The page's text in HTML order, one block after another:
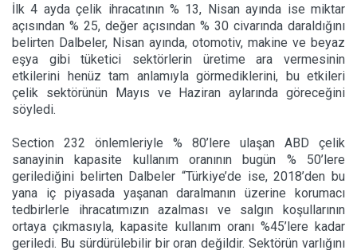
İlk 4 ayda çelik ihracatının % 13, Nisan ayında ise miktar
açısından % 25, değer açısından % 30 civarında daraldığını
belirten Dalbeler, Nisan ayında, otomotiv, makine ve beyaz
eşya gibi tüketici sektörlerin üretime ara vermesinin
etkilerini henüz tam anlamıyla görmediklerini, bu etkileri
çelik sektörünün Mayıs ve Haziran aylarında göreceğini
söyledi.
Section 232 önlemleriyle % 80’lere ulaşan ABD çelik
sanayinin kapasite kullanım oranının bugün % 50’lere
gerilediğini belirten Dalbeler “Türkiye’de ise, 2018’den bu
yana iç piyasada yaşanan daralmanın üzerine korumacı
tedbirlerle ihracatımızın azalması ve salgın koşullarının
ortaya çıkmasıyla, kapasite kullanım oranı %45’lere kadar
geriledi. Bu sürdürülebilir bir oran değildir. Sektörün varlığını